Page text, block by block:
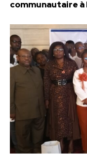
communautaire à